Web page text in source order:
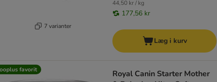
7 varianter
44,50 kr / kg
177,56 kr
Læg i kurv
favorit
Royal Canin Starter Mother